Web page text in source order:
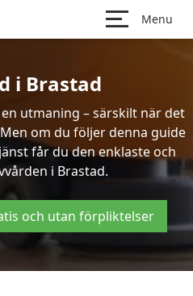
Menu
i Brastad
utmaning – särskilt när det
om du följer denna guide
får du den enklaste och
i Brastad.
och utan förpliktelser